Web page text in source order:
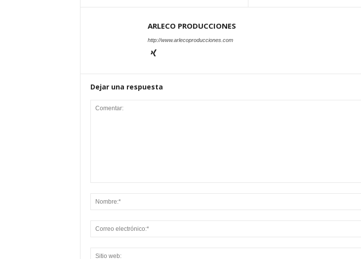
ARLECO PRODUCCIONES
http://www.arlecoproducciones.com
Dejar una respuesta